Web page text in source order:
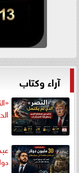
آراء وكتاب